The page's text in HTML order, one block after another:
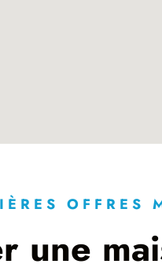
OFFRES
une